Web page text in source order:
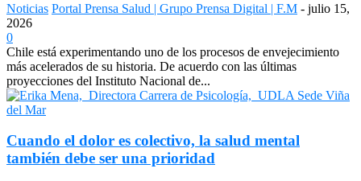
Noticias Portal Prensa Salud | Grupo Prensa Digital | F.M - julio 15,
2026
0
Chile está experimentando uno de los procesos de envejecimiento
más acelerados de su historia. De acuerdo con las últimas
proyecciones del Instituto Nacional de...
Cuando el dolor es colectivo, la salud mental
también debe ser una prioridad